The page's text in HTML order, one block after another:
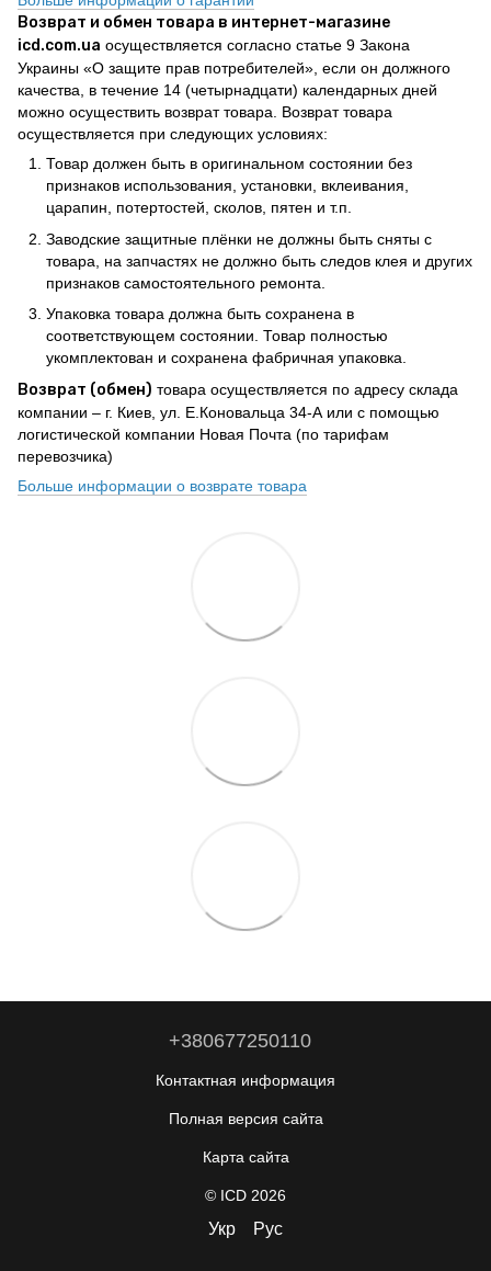
Возврат и обмен товара в интернет-магазине
icd.com.ua осуществляется согласно статье 9 Закона
Украины «О защите прав потребителей», если он должного
качества, в течение 14 (четырнадцати) календарных дней
можно осуществить возврат товара. Возврат товара
осуществляется при следующих условиях:
Товар должен быть в оригинальном состоянии без
признаков использования, установки, вклеивания,
царапин, потертостей, сколов, пятен и т.п.
Заводские защитные плёнки не должны быть сняты с
товара, на запчастях не должно быть следов клея и других
признаков самостоятельного ремонта.
Упаковка товара должна быть сохранена в
соответствующем состоянии. Товар полностью
укомплектован и сохранена фабричная упаковка.
Возврат (обмен) товара осуществляется по адресу склада
компании – г. Киев, ул. Е.Коновальца 34-А или с помощью
логистической компании Новая Почта (по тарифам
перевозчика)
Больше информации о возврате товара
+380677250110
Контактная информация
Полная версия сайта
Карта сайта
© ICD 2026
Укр Рус